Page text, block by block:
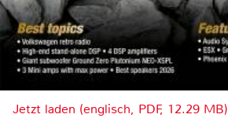
Jetzt laden (englisch, PDF, 12.29 MB)